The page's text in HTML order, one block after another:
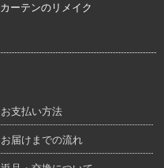
カーテンのリメイク
お支払い方法
お届けまでの流れ